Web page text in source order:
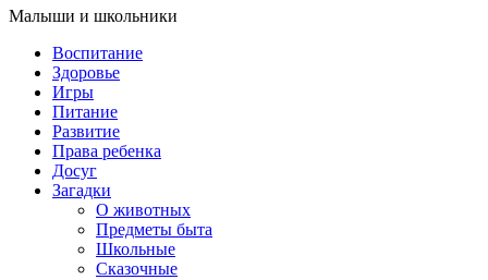
Малыши и школьники
Воспитание
Здоровье
Игры
Питание
Развитие
Права ребенка
Досуг
Загадки
О животных
Предметы быта
Школьные
Сказочные